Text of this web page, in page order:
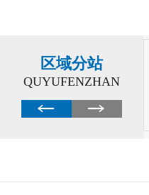
区域分站
QUYUFENZHAN